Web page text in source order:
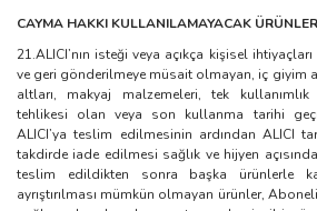
CAYMA HAKKI KULLANILAMAYACAK
21.ALICI’nın isteği veya açıkça kişisel
ve geri gönderilmeye müsait olmayan, iç giyim
altları, makyaj malzemeleri, tek
tehlikesi olan veya son kullanma tarihi
ALICI’ya teslim edilmesinin ardından ALICI
takdirde iade edilmesi sağlık ve hijyen
teslim edildikten sonra başka ürünlerle
ayrıştırılması mümkün olmayan ürünler,